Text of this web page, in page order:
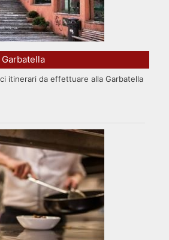
itinerari da effettuare alla Garbatella